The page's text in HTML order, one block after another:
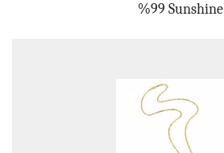
%99 Sunshine